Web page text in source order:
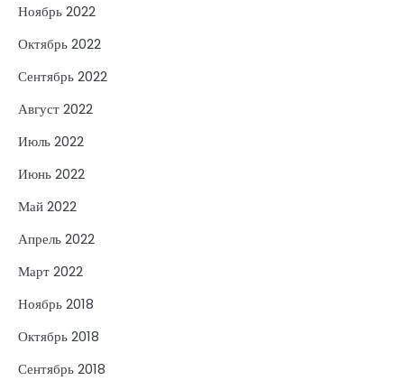
Ноябрь 2022
Октябрь 2022
Сентябрь 2022
Август 2022
Июль 2022
Июнь 2022
Май 2022
Апрель 2022
Март 2022
Ноябрь 2018
Октябрь 2018
Сентябрь 2018